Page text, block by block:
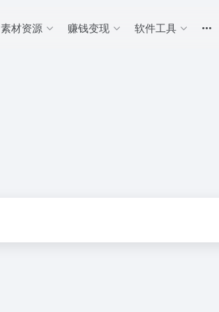
素材资源 赚钱变现 软件工具